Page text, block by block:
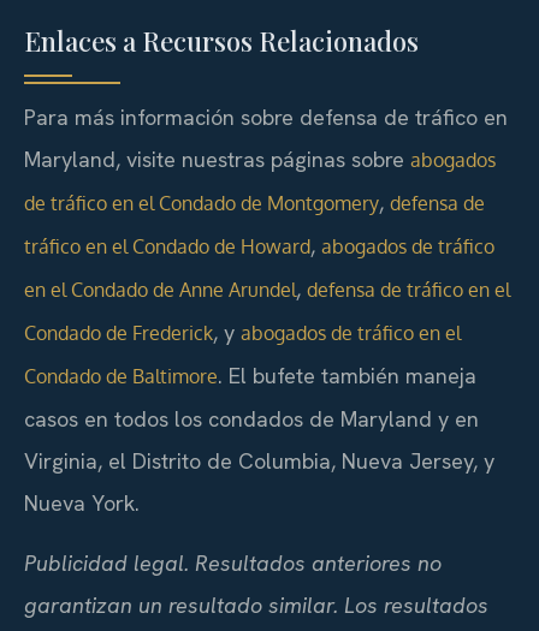
Enlaces a Recursos Relacionados
Para más información sobre defensa de tráfico en
Maryland, visite nuestras páginas sobre abogados
de tráfico en el Condado de Montgomery, defensa de
tráfico en el Condado de Howard, abogados de tráfico
en el Condado de Anne Arundel, defensa de tráfico en el
Condado de Frederick, y abogados de tráfico en el
Condado de Baltimore. El bufete también maneja
casos en todos los condados de Maryland y en
Virginia, el Distrito de Columbia, Nueva Jersey, y
Nueva York.
Publicidad legal. Resultados anteriores no
garantizan un resultado similar. Los resultados